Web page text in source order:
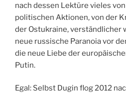
nach dessen Lektüre vieles
politischen Aktionen, von der
der Ostukraine, verständlicher
neue russische Paranoia vor
die neue Liebe der
Putin.
Egal: Selbst Dugin flog 2012